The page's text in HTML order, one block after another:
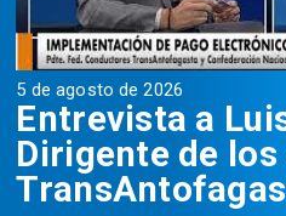
5 de agosto de 2026
Entrevista a
Dirigente de